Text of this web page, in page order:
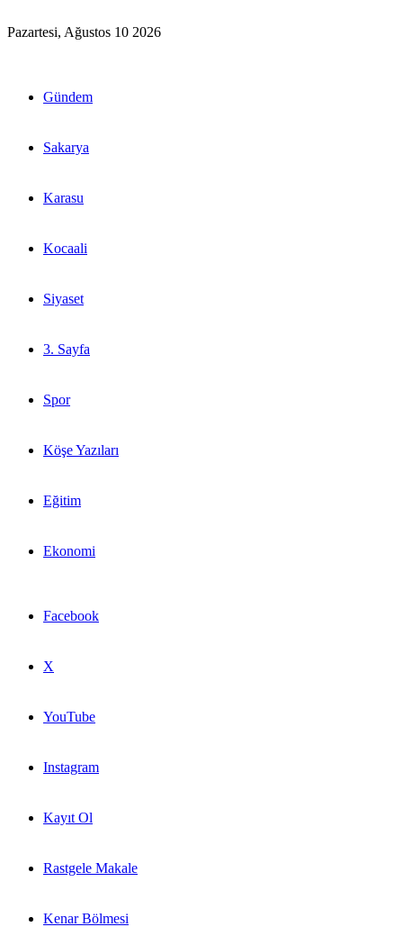
Pazartesi, Ağustos 10 2026
Gündem
Sakarya
Karasu
Kocaali
Siyaset
3. Sayfa
Spor
Köşe Yazıları
Eğitim
Ekonomi
Facebook
X
YouTube
Instagram
Kayıt Ol
Rastgele Makale
Kenar Bölmesi